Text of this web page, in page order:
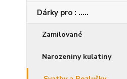
Dárky pro : .....
Zamilované
Narozeniny kulatiny